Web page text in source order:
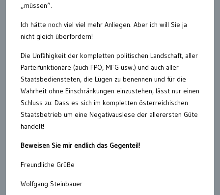
„müssen“.
Ich hätte noch viel viel mehr Anliegen. Aber ich will Sie ja
nicht gleich überfordern!
Die Unfähigkeit der kompletten politischen Landschaft, aller
Parteifunktionäre (auch FPÖ, MFG usw.) und auch aller
Staatsbediensteten, die Lügen zu benennen und für die
Wahrheit ohne Einschränkungen einzustehen, lässt nur einen
Schluss zu: Dass es sich im kompletten österreichischen
Staatsbetrieb um eine Negativauslese der allerersten Güte
handelt!
Beweisen Sie mir endlich das Gegenteil!
Freundliche Grüße
Wolfgang Steinbauer